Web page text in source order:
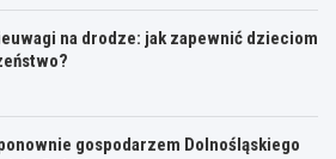
na drodze: jak zapewnić dzieciom
gospodarzem Dolnośląskiego